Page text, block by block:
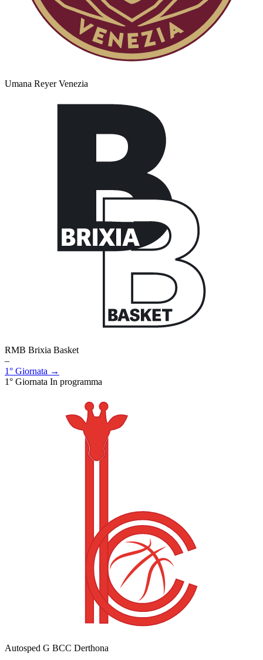
Umana Reyer Venezia
RMB Brixia Basket
–
1° Giornata →
1° Giornata In programma
Autosped G BCC Derthona